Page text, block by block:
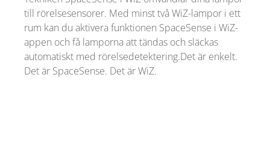
till rörelsesensorer. Med minst två WiZ-lampor i ett
rum kan du aktivera funktionen SpaceSense i WiZ-
appen och få lamporna att tändas och släckas
automatiskt med rörelsedetektering.Det är enkelt.
Det är SpaceSense. Det är WiZ.